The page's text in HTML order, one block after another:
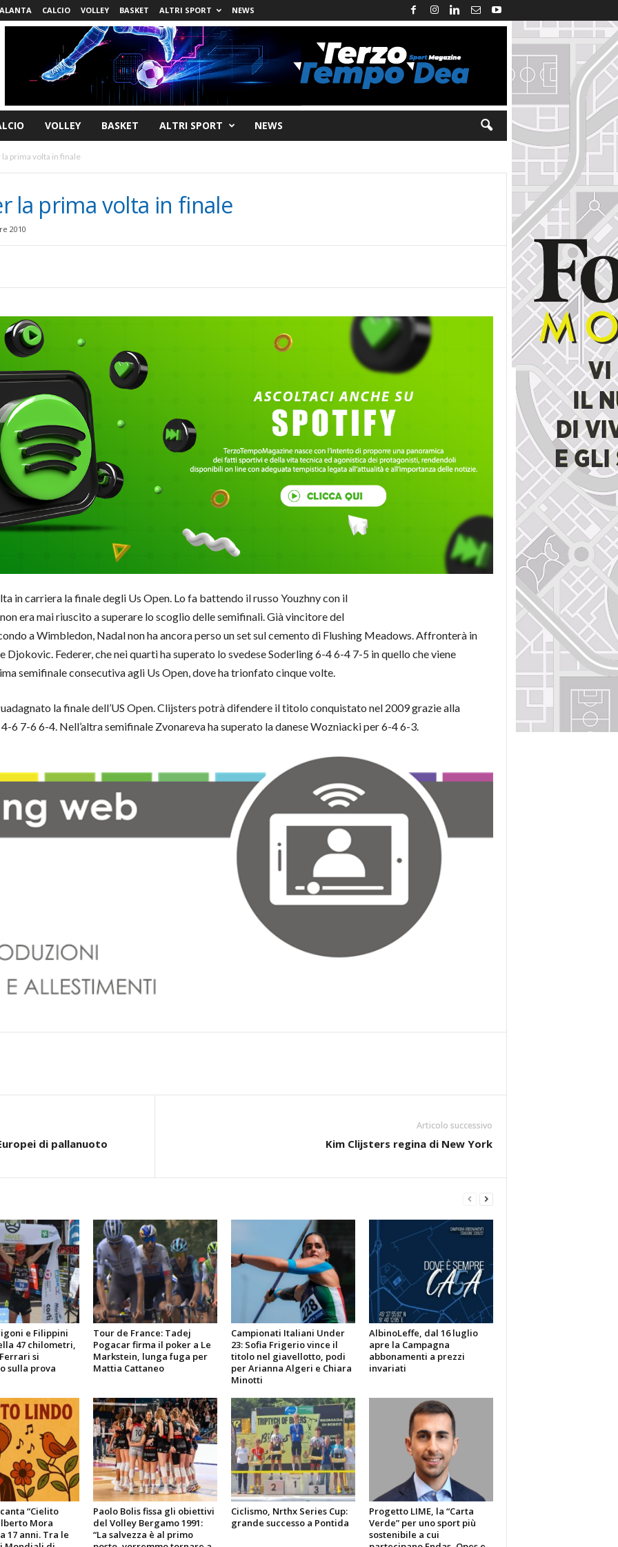
CALCIO VOLLEY BASKET ALTRI SPORT NEWS
VOLLEY BASKET ALTRI SPORT NEWS
la prima volta in finale
la prima volta in finale
2010
in carriera la finale degli Us Open. Lo fa battendo il russo Youzhny con il
era mai riuscito a superare lo scoglio delle semifinali. Già vincitore del
a Wimbledon, Nadal non ha ancora perso un set sul cemento di Flushing Meadows. Affronterà in
Federer, che nei quarti ha superato lo svedese Soderling 6-4 6-4 7-5 in quello che viene
semifinale consecutiva agli Us Open, dove ha trionfato cinque volte.
la finale dell’US Open. Clijsters potrà difendere il titolo conquistato nel 2009 grazie alla
6 7-6 6-4. Nell’altra semifinale Zvonareva ha superato la danese Wozniacki per 6-4 6-3.
di pallanuoto
Articolo successivo
Kim Clijsters regina di New York
e Filippini
47 chilometri,
si
sulla prova
Tour de France: Tadej
Pogacar firma il poker a Le
Markstein, lunga fuga per
Mattia Cattaneo
Campionati Italiani Under
23: Sofia Frigerio vince il
titolo nel giavellotto, podi
per Arianna Algeri e Chiara
Minotti
AlbinoLeffe, dal 16 luglio
apre la Campagna
abbonamenti a prezzi
invariati
“Cielito
Mora
17 anni. Tra le
Paolo Bolis fissa gli obiettivi
del Volley Bergamo 1991:
“La salvezza è al primo
Ciclismo, Nrthx Series Cup:
grande successo a Pontida
Progetto LIME, la “Carta
Verde” per uno sport più
sostenibile a cui